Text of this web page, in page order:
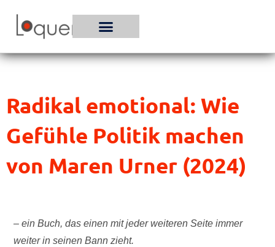
Inhalt
Radikal emotional: Wie
Gefühle Politik machen
von Maren Urner (2024)
– ein Buch, das einen mit jeder weiteren Seite immer
weiter in seinen Bann zieht.